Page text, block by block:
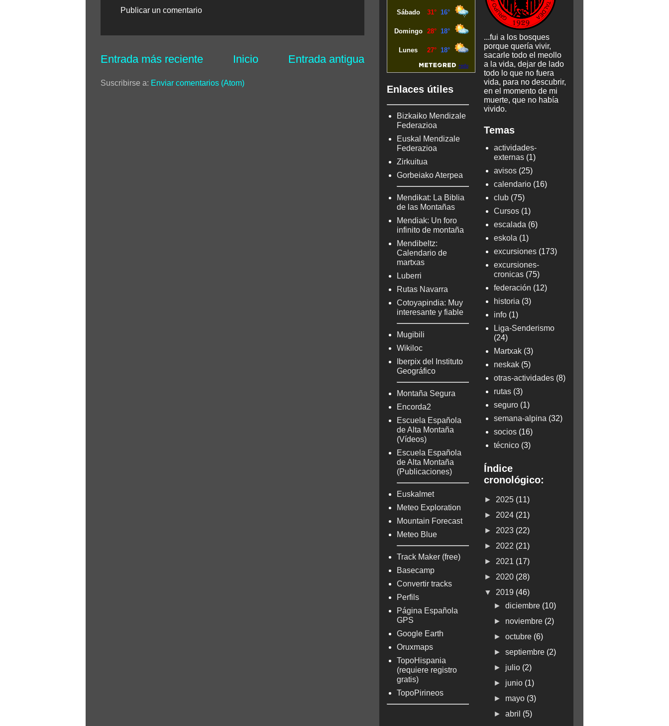
Publicar un comentario
Entrada más reciente Entrada antigua
Inicio
Suscribirse a: Enviar comentarios (Atom)
Enlaces útiles
Bizkaiko Mendizale
Federazioa
Euskal Mendizale
Federazioa
Zirkuitua
Gorbeiako Aterpea
Mendikat: La Biblia
de las Montañas
Mendiak: Un foro
infinito de montaña
Mendibeltz:
Calendario de
martxas
Luberri
Rutas Navarra
Cotoyapindia: Muy
interesante y fiable
Mugibili
Wikiloc
Iberpix del Instituto
Geográfico
Montaña Segura
Encorda2
Escuela Española
de Alta Montaña
(Vídeos)
Escuela Española
de Alta Montaña
(Publicaciones)
Euskalmet
Meteo Exploration
Mountain Forecast
Meteo Blue
Track Maker (free)
Basecamp
Convertir tracks
Perfils
Página Española
GPS
Google Earth
Oruxmaps
TopoHispania
(requiere registro
gratis)
TopoPirineos
...fui a los bosques
porque quería vivir,
sacarle todo el meollo
a la vida, dejar de lado
todo lo que no fuera
vida, para no descubrir,
en el momento de mi
muerte, que no había
vivido.
Temas
actividades-
externas (1)
avisos (25)
calendario (16)
club (75)
Cursos (1)
escalada (6)
eskola (1)
excursiones (173)
excursiones-
cronicas (75)
federación (12)
historia (3)
info (1)
Liga-Senderismo
(24)
Martxak (3)
neskak (5)
otras-actividades (8)
rutas (3)
seguro (1)
semana-alpina (32)
socios (16)
técnico (3)
Índice
cronológico:
► 2025 (11)
► 2024 (21)
► 2023 (22)
► 2022 (21)
► 2021 (17)
► 2020 (28)
▼ 2019 (46)
►diciembre (10)
► noviembre (2)
►octubre (6)
►septiembre (2)
► julio (2)
► junio (1)
► mayo (3)
►abril (5)